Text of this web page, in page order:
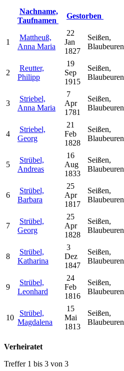
Nachname,
Taufnamen
Gestorben
1
Mattheuß,
Anna Maria
22
Jan
1827
Seißen,
Blaubeuren
2
Reutter,
Philipp
19
Sep
1915
Seißen,
Blaubeuren
3
Striebel,
Anna Maria
7
Apr
1781
Seißen,
Blaubeuren
4
Striebel,
Georg
21
Feb
1828
Seißen,
Blaubeuren
5
Strübel,
Andreas
16
Aug
1833
Seißen,
Blaubeuren
6
Strübel,
Barbara
25
Apr
1817
Seißen,
Blaubeuren
7
Strübel,
Georg
25
Apr
1828
Seißen,
Blaubeuren
8
Strübel,
Katharina
3
Dez
1847
Seißen,
Blaubeuren
9
Strübel,
Leonhard
24
Feb
1816
Seißen,
Blaubeuren
10
Strübel,
Magdalena
15
Mai
1813
Seißen,
Blaubeuren
Verheiratet
Treffer 1 bis 3 von 3